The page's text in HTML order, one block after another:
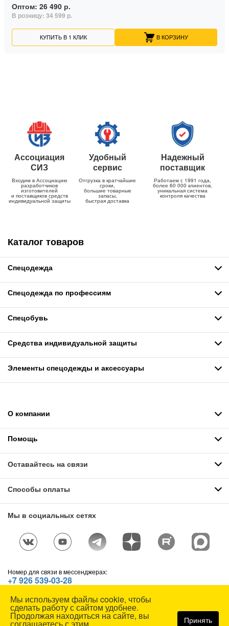
Оптом: 26 490 р.
В розницу: 34 599 р.
КУПИТЬ В 1 КЛИК В КОРЗИНУ
Ассоциация
СИЗ
Входим в Ассоциацию
разработчиков
изготовителей
и поставщиков средств
индивидуальной защиты
Удобный
сервис
Отгрузка в кратчайшие
сроки,
большие товарные
запасы,
быстрая доставка
Надежный
поставщик
Работаем с 1991 года,
более 60 000 клиентов,
уникальная система
контроля качества
Каталог товаров
Спецодежда
Спецодежда по профессиям
Спецобувь
Средства индивидуальной защиты
Элементы спецодежды и аксессуары
О компании
Помощь
Оставайтесь на связи
Способы оплаты
Мы в социальных сетях
Номер для связи в мессенджерах:
+7 926 539-03-28
© СОЮЗСПЕЦОДЕЖДА, 1991—2026. Все права защищены.
Использование материалов сайта без разрешения запрещено.
Карта сайта
Мы используем файлы cookie, чтобы
сделать работу с сайтом удобнее.
Продолжая находиться на сайте, вы Принять